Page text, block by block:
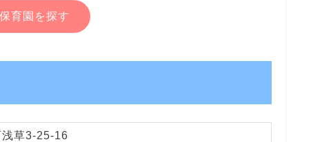
育園を探す
草3-25-16